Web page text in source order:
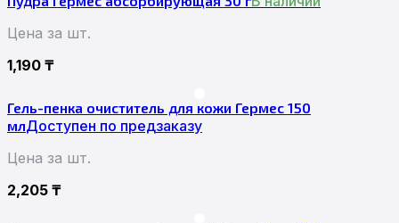
Цена за шт.
1,190 ₸
Гель-пенка очиститель для кожи Гермес 150
млДоступен по предзаказу
Цена за шт.
2,205 ₸